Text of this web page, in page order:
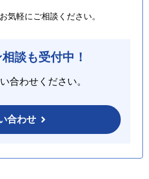
気軽にご相談ください。
談も受付中！
合わせください。
合わせ